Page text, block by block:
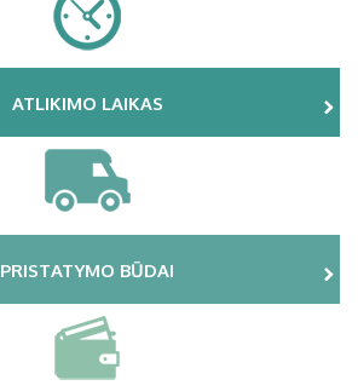
ATLIKIMO LAIKAS
PRISTATYMO BŪDAI